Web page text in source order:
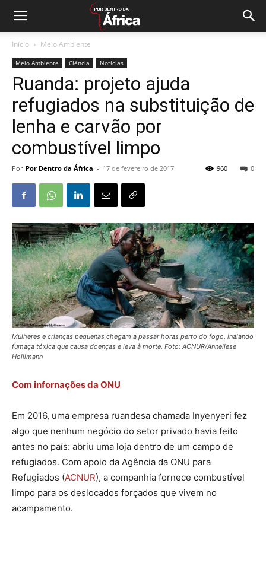
Início Meio Ambiente
Meio Ambiente Ciência Notícias
Ruanda: projeto ajuda
refugiados na substituição de
lenha e carvão por
combustível limpo
Por Por Dentro da África - 17 de fevereiro de 2017 0
960
Mulheres e crianças pequenas chegam a passar horas perto do fogo, inalando
fumaça tóxica que causa doenças e leva à morte. Foto: ACNUR/Anneliese
Holllmann
Com infornações da ONU
Em 2016, uma empresa ruandesa chamada Inyenyeri fez
algo que nenhum negócio do setor privado havia feito
antes no país: abriu uma loja dentro de um campo de
refugiados. Com apoio da Agência da ONU para
Refugiados (ACNUR), a companhia fornece combustível
limpo para os deslocados forçados que vivem no
acampamento.